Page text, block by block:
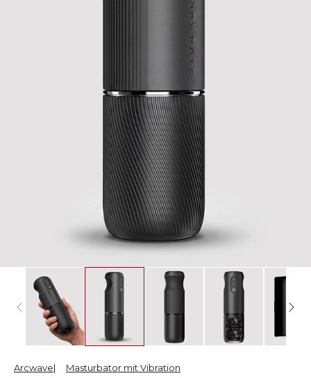
Arcwave Masturbator mit Vibration